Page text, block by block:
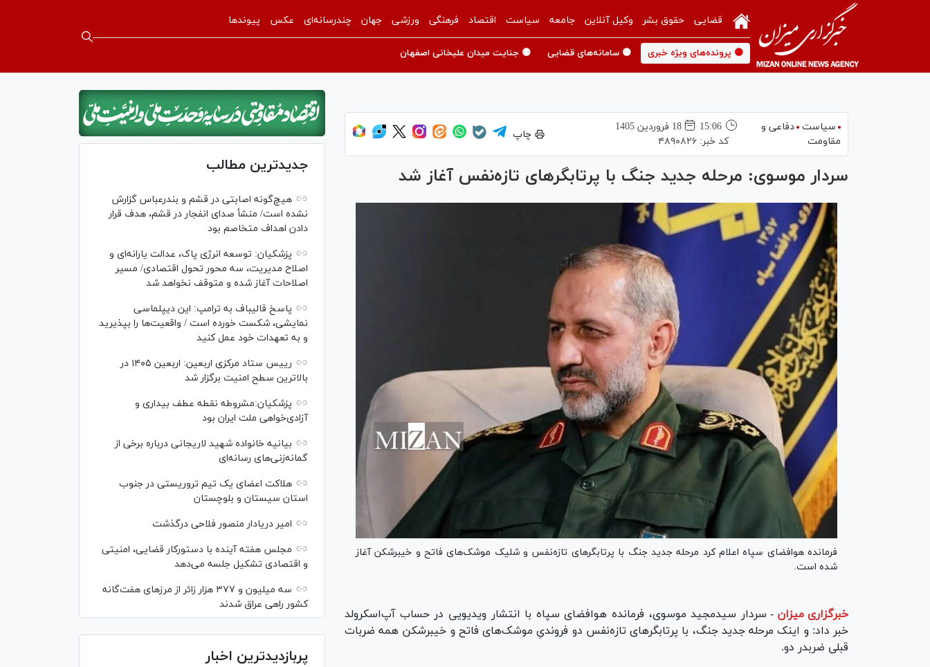
قضایی حقوق بشر وکیل آنلاین جامعه سیاست اقتصاد فرهنگی ورزشی جهان چندرسانه‌ای عکس پیوندها
🟡 پرونده‌های ویژه خبری 🟡 سامانه‌های قضایی 🟡 جنایت میدان علیخانی اصفهان
سیاست دفاعی و
مقاومت
15:06
18 فروردين 1405
کد خبر:۴۸۹۰۸۲۶
چاپ
سردار موسوی: مرحله جدید جنگ با پرتابگر‌های تازه‌نفس آغاز شد
فرمانده هوافضای سپاه اعلام کرد مرحله جدید جنگ با پرتابگر‌های تازه‌نفس و شلیک موشک‌های فاتح و خیبرشکن آغاز
شده است.
خبرگزاری میزان - سردار سیدمجید موسوی، فرمانده هوافضای سپاه با انتشار ویدیویی در حساب آپ‌اسکرولد
خبر داد: و اینک مرحله جدید جنگ، با پرتابگر‌های تازه‌نفس دو فروندیِ موشک‌های فاتح و خیبرشکن همه ضربات
قبلی ضربدر دو.
جدیدترین مطالب
هیچ‌گونه اصابتی در قشم و بندرعباس گزارش
نشده است/ منشأ صدای انفجار در قشم، هدف قرار
دادن اهداف متخاصم بود
پزشکیان: توسعه انرژی پاک، عدالت یارانه‌ای و
اصلاح مدیریت، سه محور تحول اقتصادی/ مسیر
اصلاحات آغاز شده و متوقف نخواهد شد
پاسخ قالیباف به ترامپ: این دیپلماسی
نمایشی، شکست خورده است / واقعیت‌ها را بپذیرید
و به تعهدات خود عمل کنید
رییس ستاد مرکزی اربعین: اربعین ۱۴۰۵ در
بالاترین سطح امنیت برگزار شد
پزشکیان:مشروطه نقطه عطف بیداری و
آزادی‌خواهی ملت ایران بود
بیانیه خانواده شهید لاریجانی درباره برخی از
گمانه‌زنی‌های رسانه‌ای
هلاکت اعضای یک تیم تروریستی در جنوب
استان سیستان و بلوچستان
امیر دریادار منصور فلاحی درگذشت
مجلس هفته آینده با دستورکار قضایی، امنیتی
و اقتصادی تشکیل جلسه می‌دهد
سه میلیون و ۳۷۷ هزار زائر از مرز‌های هفت‌گانه
کشور راهی عراق شدند
پربازدیدترین اخبار